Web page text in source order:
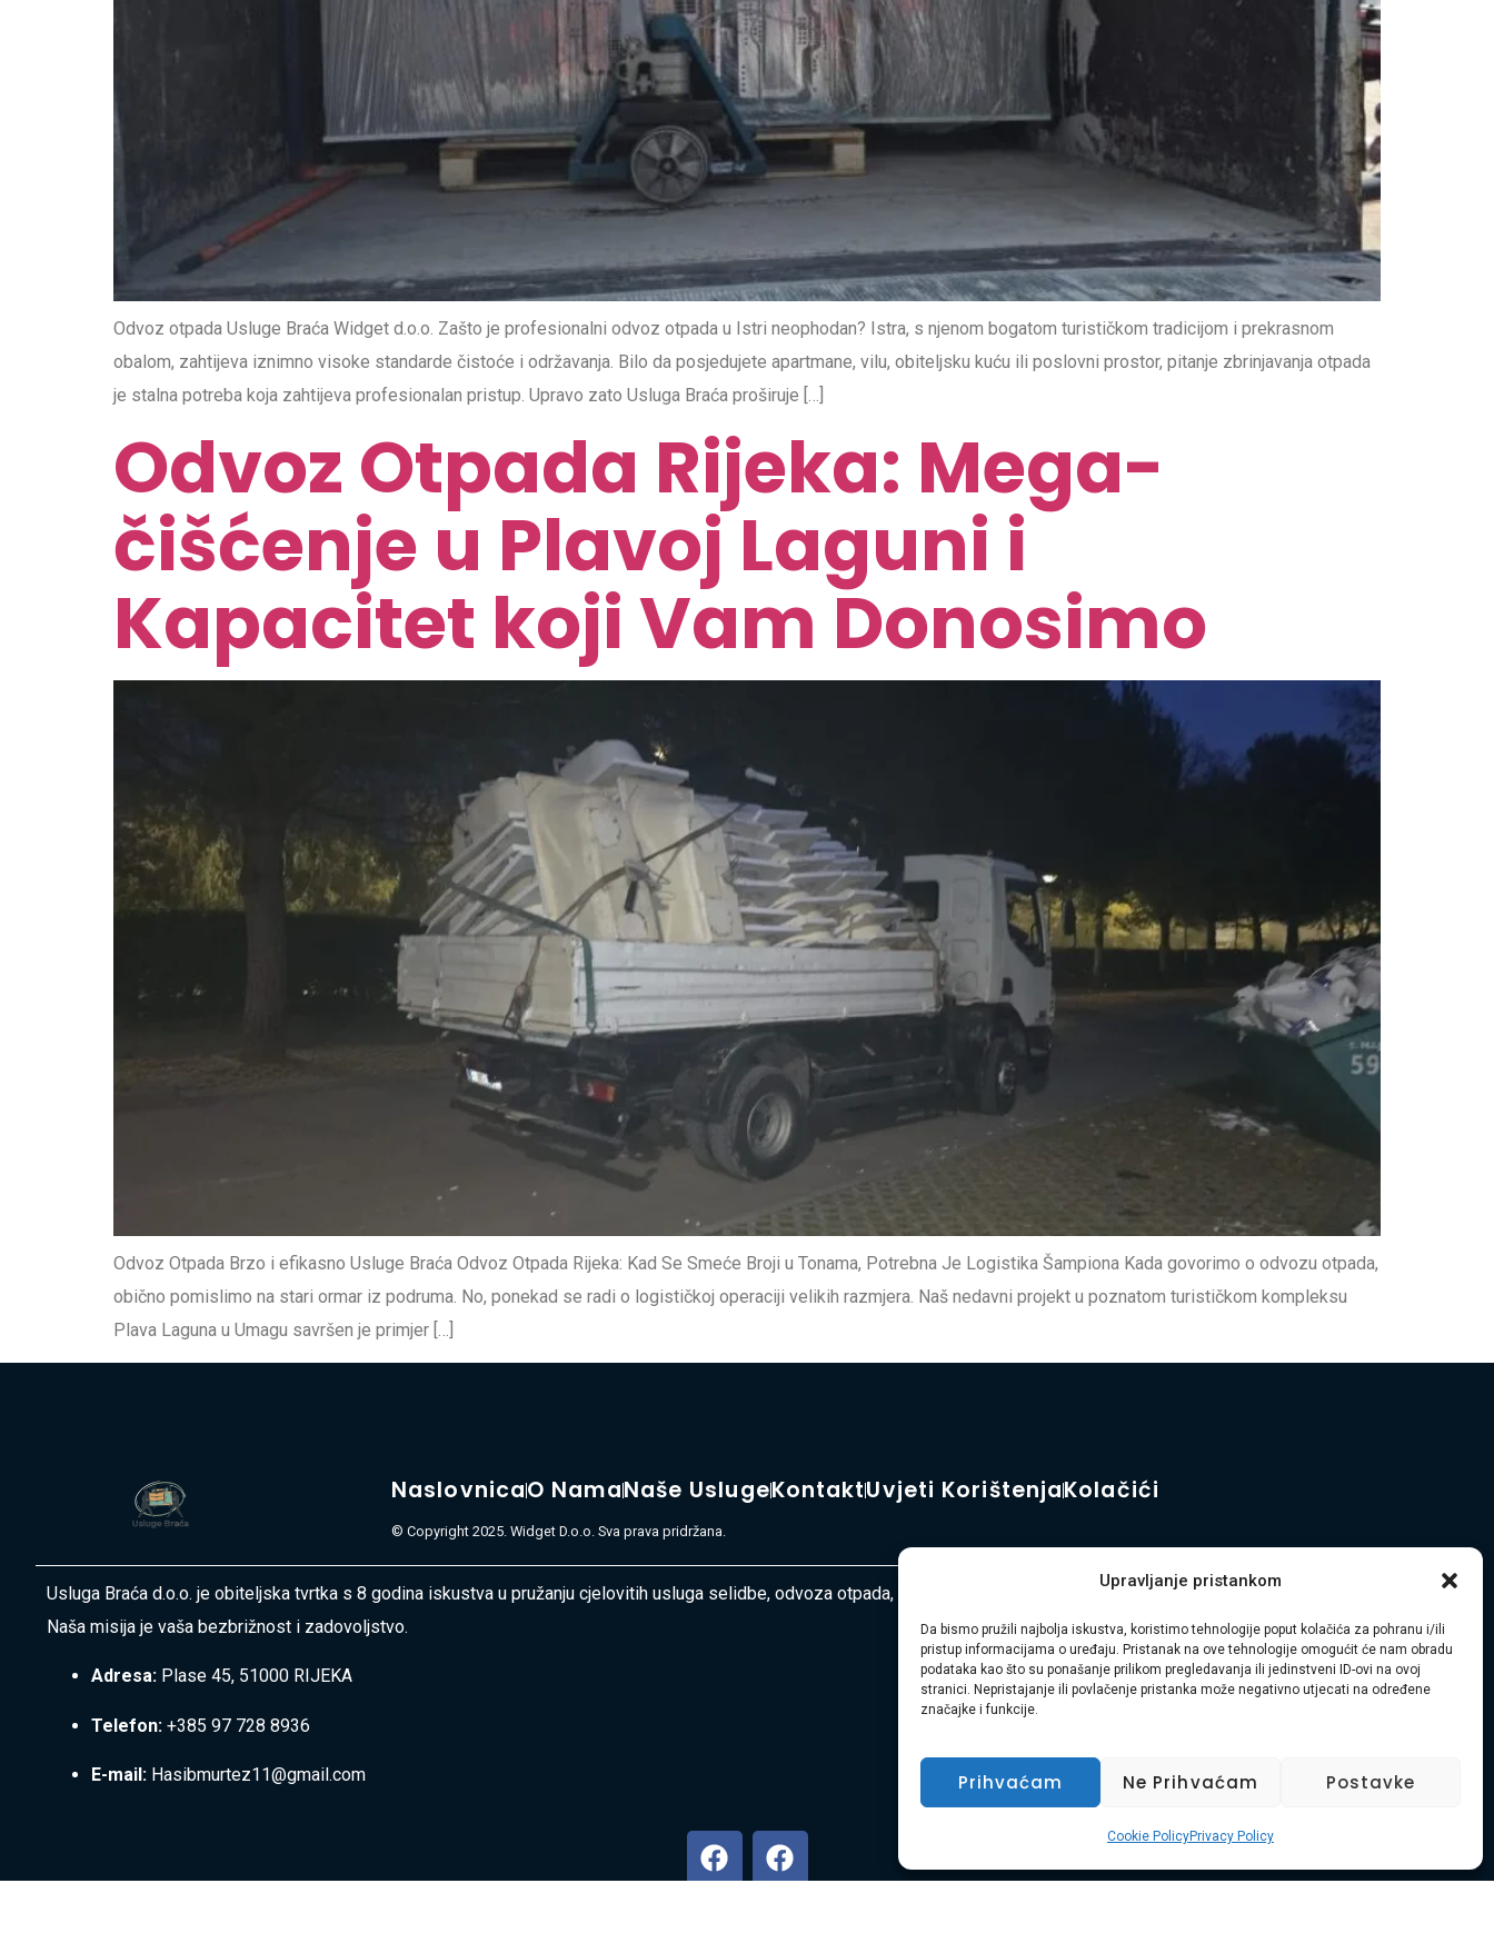
Upravljanje pristankom
Da bismo pružili najbolja iskustva, koristimo tehnologije poput kolačića za pohranu i/ili
pristup informacijama o uređaju. Pristanak na ove tehnologije omogućit će nam obradu
podataka kao što su ponašanje prilikom pregledavanja ili jedinstveni ID-ovi na ovoj
stranici. Nepristajanje ili povlačenje pristanka može negativno utjecati na određene
značajke i funkcije.
Prihvaćam Ne Prihvaćam Postavke
Cookie PolicyPrivacy Policy
Odvoz otpada Usluge Braća Widget d.o.o. Zašto je profesionalni odvoz otpada u Istri neophodan? Istra, s njenom bogatom turističkom tradicijom i prekrasnom
obalom, zahtijeva iznimno visoke standarde čistoće i održavanja. Bilo da posjedujete apartmane, vilu, obiteljsku kuću ili poslovni prostor, pitanje zbrinjavanja otpada
je stalna potreba koja zahtijeva profesionalan pristup. Upravo zato Usluga Braća proširuje […]
Odvoz Otpada Rijeka: Mega-
čišćenje u Plavoj Laguni i
Kapacitet koji Vam Donosimo
Odvoz Otpada Brzo i efikasno Usluge Braća Odvoz Otpada Rijeka: Kad Se Smeće Broji u Tonama, Potrebna Je Logistika Šampiona Kada govorimo o odvozu otpada,
obično pomislimo na stari ormar iz podruma. No, ponekad se radi o logističkoj operaciji velikih razmjera. Naš nedavni projekt u poznatom turističkom kompleksu
Plava Laguna u Umagu savršen je primjer […]
NaslovnicaO NamaNaše UslugeKontaktUvjeti KorištenjaKolačići
© Copyright 2025. Widget D.o.o. Sva prava pridržana.
Usluga Braća d.o.o. je obiteljska tvrtka s 8 godina iskustva u pružanju cjelovitih usluga selidbe, odvoza otpada, čišćenja i uređenja okoliša diljem Primorsko-goranske županije i Istre.
Naša misija je vaša bezbrižnost i zadovoljstvo.
Adresa: Plase 45, 51000 RIJEKA
Telefon: +385 97 728 8936
E-mail: Hasibmurtez11@gmail.com